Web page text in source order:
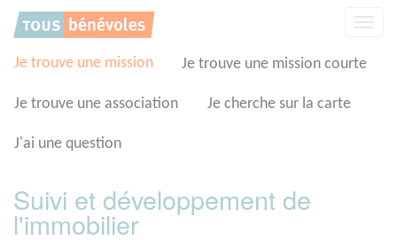
Je trouve une mission Je trouve une mission courte
Je trouve une association Je cherche sur la carte
J'ai une question
Suivi et développement de
l'immobilier
Panneau de gestion des cookies